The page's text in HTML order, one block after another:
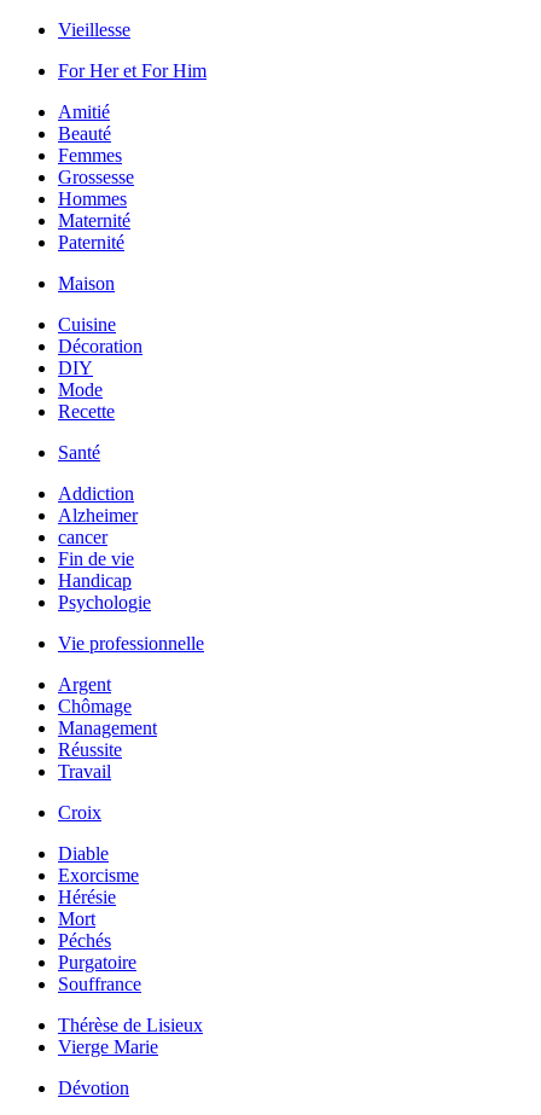
Vieillesse
For Her et For Him
Amitié
Beauté
Femmes
Grossesse
Hommes
Maternité
Paternité
Maison
Cuisine
Décoration
DIY
Mode
Recette
Santé
Addiction
Alzheimer
cancer
Fin de vie
Handicap
Psychologie
Vie professionnelle
Argent
Chômage
Management
Réussite
Travail
Croix
Diable
Exorcisme
Hérésie
Mort
Péchés
Purgatoire
Souffrance
Thérèse de Lisieux
Vierge Marie
Dévotion